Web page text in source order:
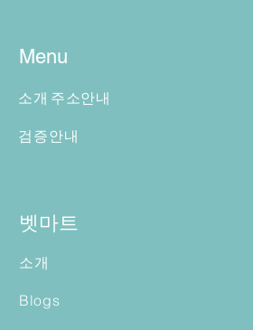
Menu
소개 주소안내
검증안내
벳마트
소개
Blogs